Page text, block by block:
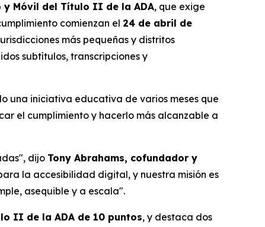
y Móvil del Título II de la ADA, que exige
comienzan el 24 de abril de
más pequeñas y distritos
subtítulos, transcripciones y
una iniciativa educativa de varios meses que
el cumplimiento y hacerlo más alcanzable a
dijo Tony Abrahams, cofundador y
la accesibilidad digital, y nuestra misión es
asequible y a escala".
II de la ADA de 10 puntos, y destaca dos